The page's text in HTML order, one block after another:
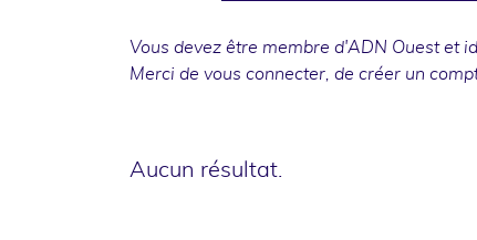
Vous devez être membre d'ADN Ouest et
Merci de vous connecter, de créer un
Aucun résultat.